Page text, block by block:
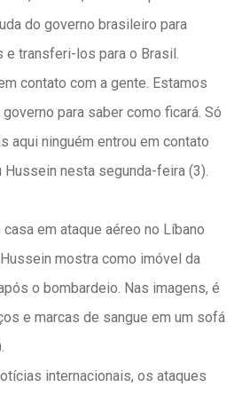
do governo brasileiro para
transferi-los para o Brasil.
contato com a gente. Estamos
para saber como ficará. Só
aqui ninguém entrou em contato
nesta segunda-feira (3).
em ataque aéreo no Líbano
mostra como imóvel da
o bombardeio. Nas imagens, é
e marcas de sangue em um sofá
internacionais, os ataques